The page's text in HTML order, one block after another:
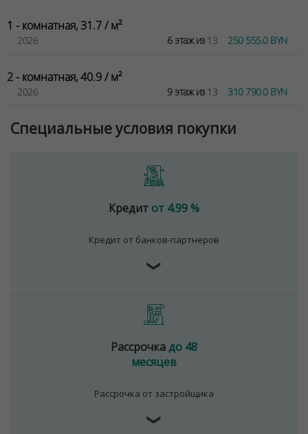
1 - комнатная, 31.7 / м²
2026 6 этаж из13 250 555.0 BYN
2 - комнатная, 40.9 / м²
2026 9 этаж из13 310 790.0 BYN
Специальные условия покупки
Кредит от 4.99 %
Кредит от банков-партнеров
❯
Рассрочкадо 48
месяцев
Рассрочка от застройщика
❯